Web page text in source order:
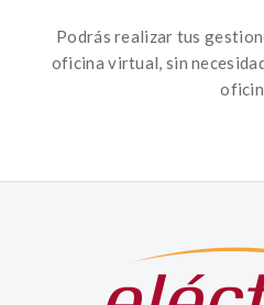
Podrás realizar tus
oficina virtual, sin